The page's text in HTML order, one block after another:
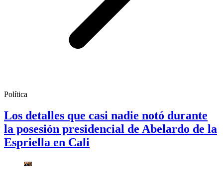
Política
Los detalles que casi nadie notó durante
la posesión presidencial de Abelardo de la
Espriella en Cali